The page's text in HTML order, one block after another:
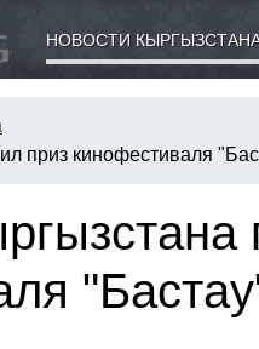
НОВОСТИ
приз кинофестиваля